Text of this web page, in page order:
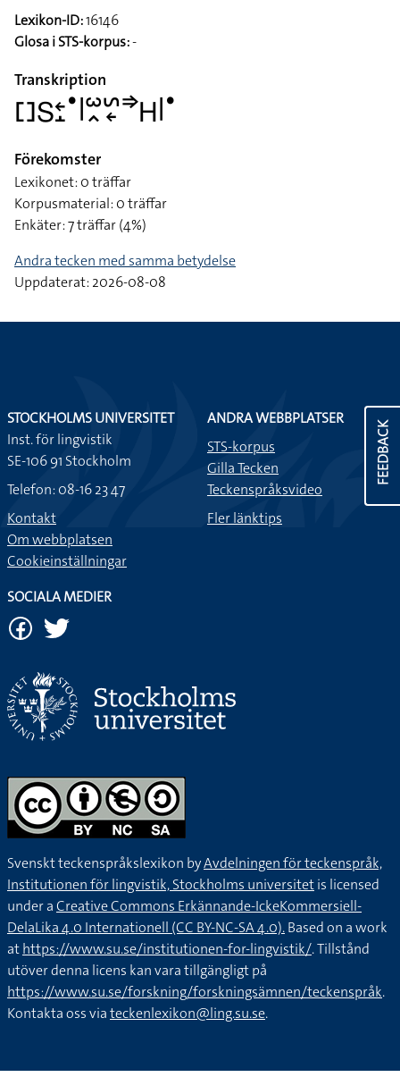
Lexikon-ID:16146
Glosa i STS-korpus:-
Transkription
􌤓􌥅􌥓􌤸􌤟􌥼􌥱􌥿􌥲􌦈􌦆􌤲􌥼􌤟
Förekomster
Lexikonet: 0 träffar
Korpusmaterial: 0 träffar
Enkäter: 7 träffar (4%)
Andra tecken med samma betydelse
Uppdaterat: 2026-08-08
FEEDBACK
STOCKHOLMS UNIVERSITET
Inst. för lingvistik
SE-106 91 Stockholm
Telefon: 08-16 23 47
Kontakt
Om webbplatsen
Cookieinställningar
ANDRA WEBBPLATSER
STS-korpus
Gilla Tecken
Teckenspråksvideo
Fler länktips
SOCIALA MEDIER
Svenskt teckenspråkslexikon byAvdelningen för teckenspråk,
Institutionen för lingvistik, Stockholms universitetis licensed
under aCreative Commons Erkännande-IckeKommersiell-
DelaLika 4.0 Internationell (CC BY-NC-SA 4.0).Based on a work
athttps://www.su.se/institutionen-for-lingvistik/. Tillstånd
utöver denna licens kan vara tillgängligt på
https://www.su.se/forskning/forskningsämnen/teckenspråk.
Kontakta oss viateckenlexikon@ling.su.se.